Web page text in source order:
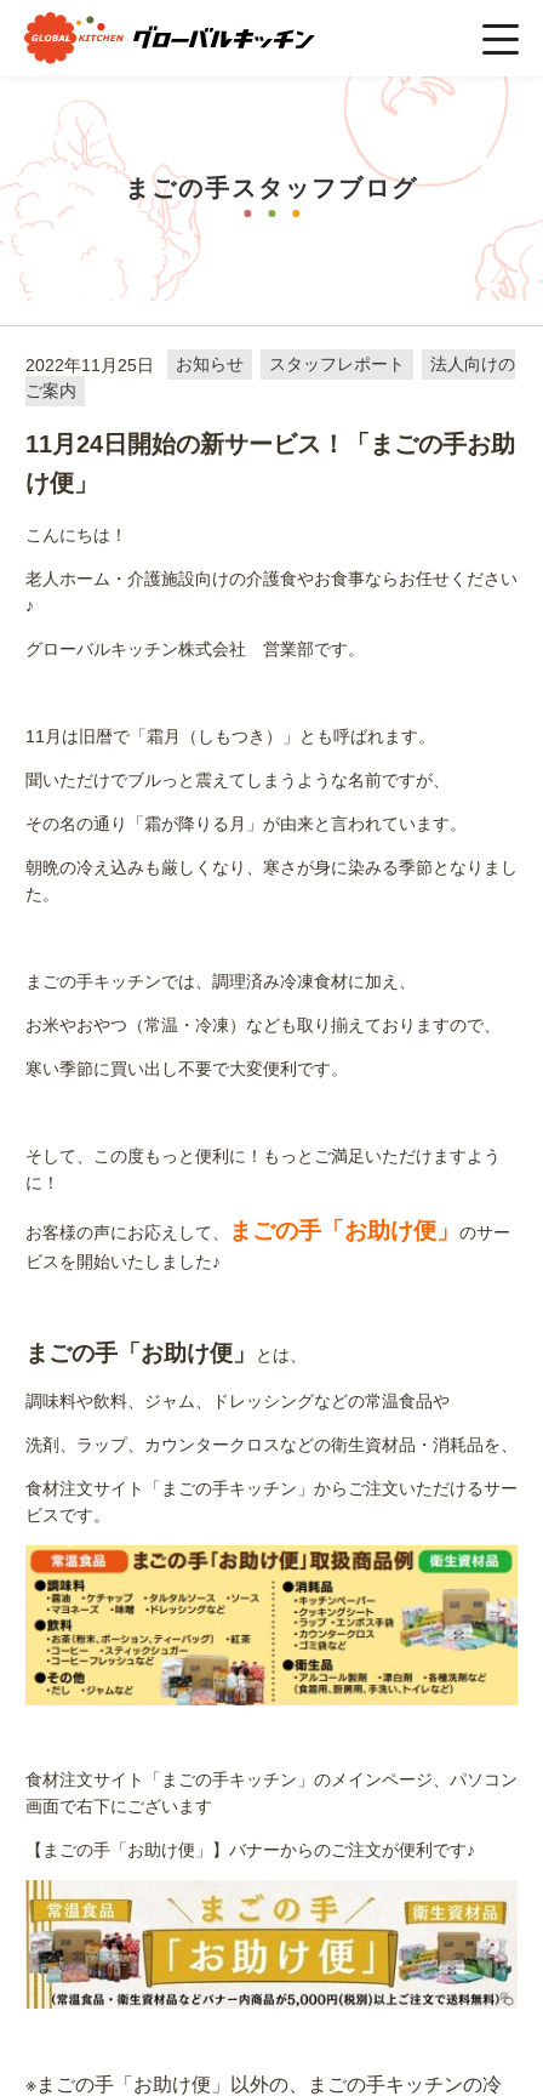
ホーム>まごの手スタッフブログ>お知らせ
11月24日開始の
新サービス！「まごの手お助け便」
まごの手スタッフブログ
2022年11月25日 お知らせ スタッフレポート
法人向けの
ご案内
11月24日開始の新サービス！「まごの手お助
け便」
こんにちは！
老人ホーム・介護施設向けの介護食やお食事ならお任せください
♪
グローバルキッチン株式会社 営業部です。
11月は旧暦で「霜月（しもつき）」とも呼ばれます。
聞いただけでブルっと震えてしまうような名前ですが、
その名の通り「霜が降りる月」が由来と言われています。
朝晩の冷え込みも厳しくなり、寒さが身に染みる季節となりまし
た。
まごの手キッチンでは、調理済み冷凍食材に加え、
お米やおやつ（常温・冷凍）なども取り揃えておりますので、
寒い季節に買い出し不要で大変便利です。
そして、この度もっと便利に！もっとご満足いただけますよう
に！
お客様の声にお応えして、 まごの手「お助け便」
のサー
ビスを開始いたしました♪
まごの手「お助け便」 とは、
調味料や飲料、ジャム、ドレッシングなどの常温食品や
洗剤、ラップ、カウンタークロスなどの衛生資材品・消耗品を、
食材注文サイト「まごの手キッチン」からご注文いただけるサー
ビスです。
食材注文サイト「まごの手キッチン」のメインページ、パソコン
画面で右下にございます
【まごの手「お助け便」】バナーからのご注文が便利です♪
※まごの手「お助け便」以外の、まごの手キッチンの冷